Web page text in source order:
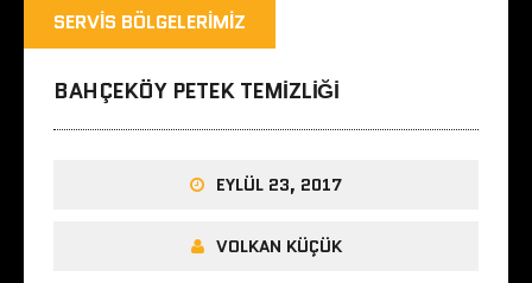
SERVIS BÖLGELERIMIZ
BAHÇEKÖY PETEK TEMIZLIĞI
EYLÜL 23, 2017
VOLKAN KÜÇÜK